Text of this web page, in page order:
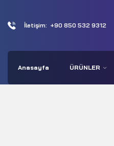
İletişim: +90 850 532 9312
Anasayfa ÜRÜNLER